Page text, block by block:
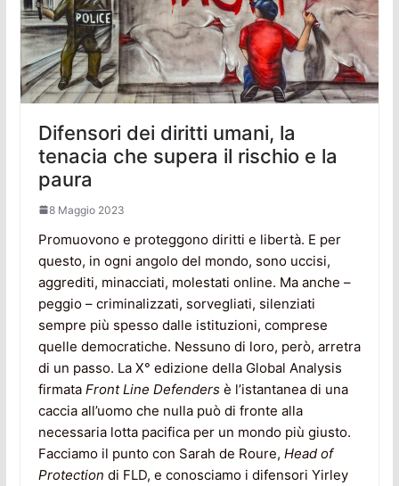
Difensori dei diritti umani, la
tenacia che supera il rischio e la
paura
8 Maggio 2023
Promuovono e proteggono diritti e libertà. E per
questo, in ogni angolo del mondo, sono uccisi,
aggrediti, minacciati, molestati online. Ma anche –
peggio – criminalizzati, sorvegliati, silenziati
sempre più spesso dalle istituzioni, comprese
quelle democratiche. Nessuno di loro, però, arretra
di un passo. La X° edizione della Global Analysis
firmata Front Line Defendersè l’istantanea di una
caccia all’uomo che nulla può di fronte alla
necessaria lotta pacifica per un mondo più giusto.
Facciamo il punto con Sarah de Roure, Head of
Protection di FLD, e conosciamo i difensori Yirley